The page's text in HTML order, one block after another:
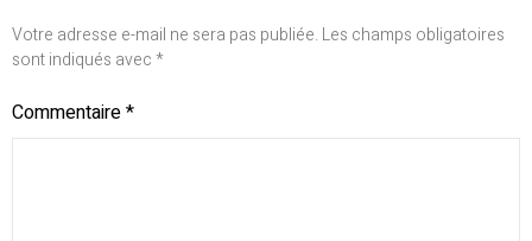
Votre adresse e-mail ne sera pas publiée. Les champs obligatoires
sont indiqués avec*
Commentaire*